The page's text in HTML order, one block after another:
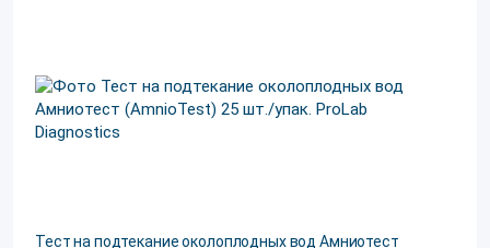
Тест на подтекание околоплодных вод Амниотест